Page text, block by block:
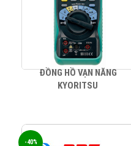
ĐỒNG HỒ VẠN NĂNG
KYORITSU
-40%